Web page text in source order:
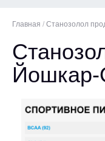
Главная / Станозолол